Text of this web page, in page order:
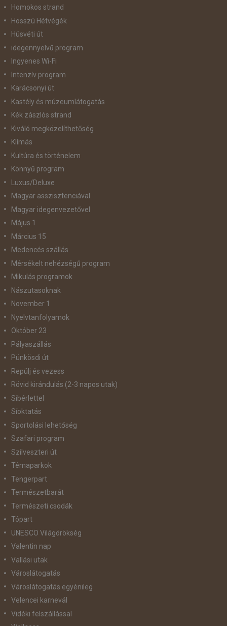
Homokos strand
Hosszú Hétvégék
Húsvéti út
idegennyelvű program
Ingyenes Wi-Fi
Intenzív program
Karácsonyi út
Kastély és múzeumlátogatás
Kék zászlós strand
Kiváló megközelíthetőség
Klímás
Kultúra és történelem
Könnyű program
Luxus/Deluxe
Magyar asszisztenciával
Magyar idegenvezetővel
Május 1
Március 15
Medencés szállás
Mérsékelt nehézségű program
Mikulás programok
Nászutasoknak
November 1
Nyelvtanfolyamok
Október 23
Pályaszállás
Pünkösdi út
Repülj és vezess
Rövid kirándulás (2-3 napos utak)
Síbérlettel
Síoktatás
Sportolási lehetőség
Szafari program
Szilveszteri út
Témaparkok
Tengerpart
Természetbarát
Természeti csodák
Tópart
UNESCO Világörökség
Valentin nap
Vallási utak
Városlátogatás
Városlátogatás egyénileg
Velencei karnevál
Vidéki felszállással